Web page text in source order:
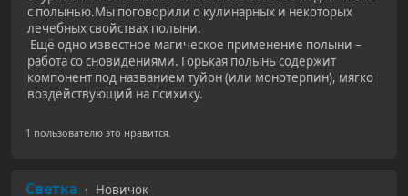
с полынью.Мы поговорили о кулинарных и некоторых
лечебных свойствах полыни.
Ещё одно известное магическое применение полыни –
работа со сновидениями. Горькая полынь содержит
компонент под названием туйон (или монотерпин), мягко
воздействующий на психику.
1 пользователю это нравится.
Светка
Новичок